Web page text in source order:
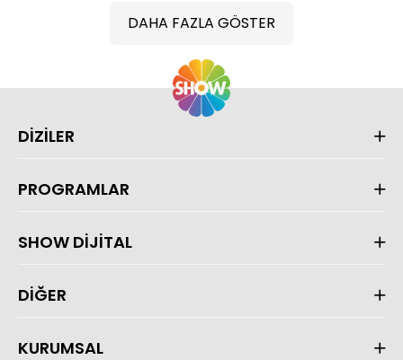
DAHA FAZLA GÖSTER
DİZİLER
PROGRAMLAR
SHOW DİJİTAL
DİĞER
KURUMSAL